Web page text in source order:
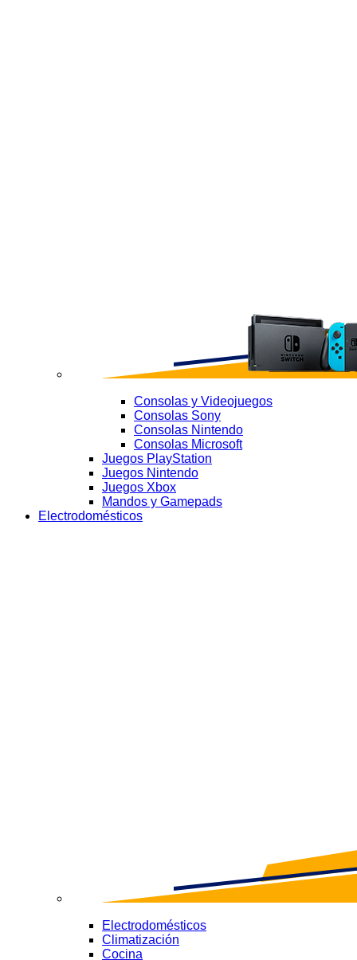
Consolas y Videojuegos
Consolas Sony
Consolas Nintendo
Consolas Microsoft
Juegos PlayStation
Juegos Nintendo
Juegos Xbox
Mandos y Gamepads
Electrodomésticos
Electrodomésticos
Climatización
Cocina